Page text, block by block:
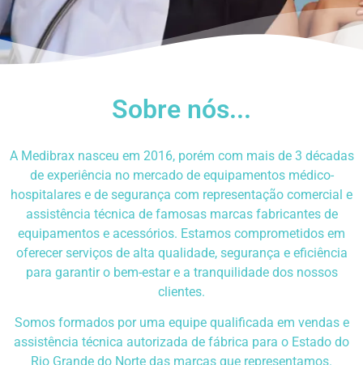
Sobre nós...
A Medibrax nasceu em 2016, porém com mais de 3 décadas
de experiência no mercado de equipamentos médico-
hospitalares e de segurança com representação comercial e
assistência técnica de famosas marcas fabricantes de
equipamentos e acessórios. Estamos comprometidos em
oferecer serviços de alta qualidade, segurança e eficiência
para garantir o bem-estar e a tranquilidade dos nossos
clientes.
Somos formados por uma equipe qualificada em vendas e
assistência técnica autorizada de fábrica para o Estado do
Rio Grande do Norte das marcas que representamos.